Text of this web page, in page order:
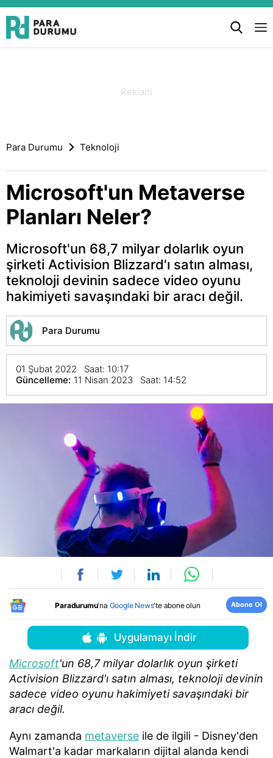
Para Durumu Teknoloji
Microsoft'un Metaverse
Planları Neler?
Microsoft'un 68,7 milyar dolarlık oyun
şirketi Activision Blizzard'ı satın alması,
teknoloji devinin sadece video oyunu
hakimiyeti savaşındaki bir aracı değil.
Para Durumu
01 Şubat 2022 Saat: 10:17
Güncelleme: 11 Nisan 2023 Saat: 14:52
Paradurumu'na Google News'te abone olun Abone Ol
Uygulamayı İndir
Microsoft'un 68,7 milyar dolarlık oyun şirketi
Activision Blizzard'ı satın alması, teknoloji devinin
sadece video oyunu hakimiyeti savaşındaki bir
aracı değil.
Aynı zamanda metaverse ile de ilgili - Disney'den
Walmart'a kadar markaların dijital alanda kendi